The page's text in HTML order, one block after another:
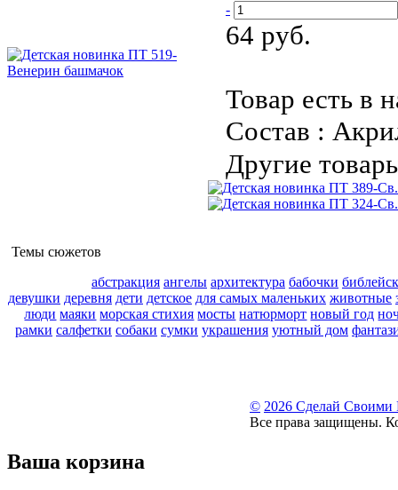
-
64 руб.
Товар есть в
Состав :
Другие
Темы сюжетов
абстракция ангелы архитектура бабочки
девушки деревня дети детское для самых маленьких животные
люди маяки морская стихия мосты натюрморт новый год
рамки салфетки собаки сумки украшения уютный дом
© 2026 Сделай Своими
Все права защищены.
Ваша корзина